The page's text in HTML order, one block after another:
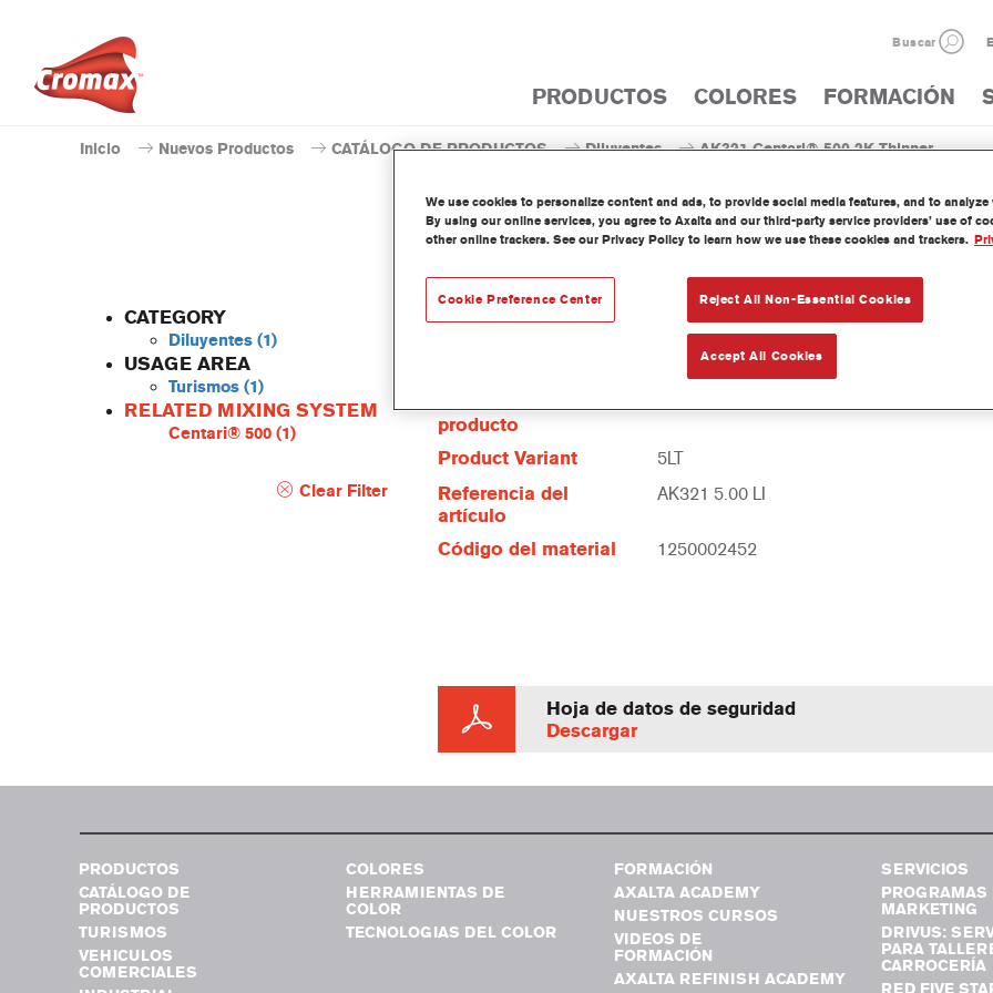
Buscar
PRODUCTOS COLORES FORMACIÓN
Inicio Nuevos Productos CATÁLOGO DE PRODUCTOS Diluyentes AK321 Centari® 500 2K Thinner
CATEGORY
Diluyentes (1)
USAGE AREA
Turismos (1)
RELATED MIXING SYSTEM
Centari® 500 (1)
Clear Filter
AK321 Centari®
producto
Product Variant
5LT
Referencia del
artículo
AK321 5.00 LI
Código del material 1250002452
Hoja de datos de seguridad
Descargar
PRODUCTOS
CATÁLOGO DE
PRODUCTOS
TURISMOS
VEHICULOS
COMERCIALES
COLORES
HERRAMIENTAS DE
COLOR
TECNOLOGIAS DEL COLOR
FORMACIÓN
AXALTA ACADEMY
NUESTROS CURSOS
VIDEOS DE
FORMACIÓN
AXALTA REFINISH ACADEMY
SERVICIOS
PROGRAMAS
MARKETING
DRIVUS:
PARA
CARROCERÍA
We use cookies to personalize content and ads, to provide social media features, and to
By using our online services, you agree to Axalta and our third-party service providers’ use of
other online trackers. See our Privacy Policy to learn how we use these cookies and trackers.
Reject All Non-Essential Cookies
Accept All Cookies
Cookie Preference Center